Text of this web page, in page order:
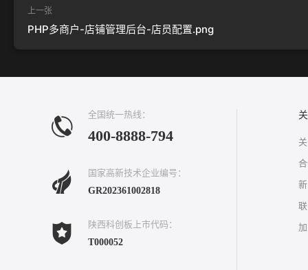
上一张
PHP多商户-店铺管理后台-店员配置.png
全国统一热线：
400-8888-794
国家高新技术企业编号：
GR202361002818
陕西科创板上市代码：
T000052